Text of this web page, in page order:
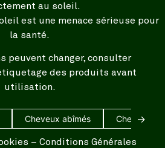
au soleil.
est une menace sérieuse pour
la santé.
peuvent changer, consulter
des produits avant
utilisation.
Cheveux abîmés Cheveux
→
– Conditions Générales